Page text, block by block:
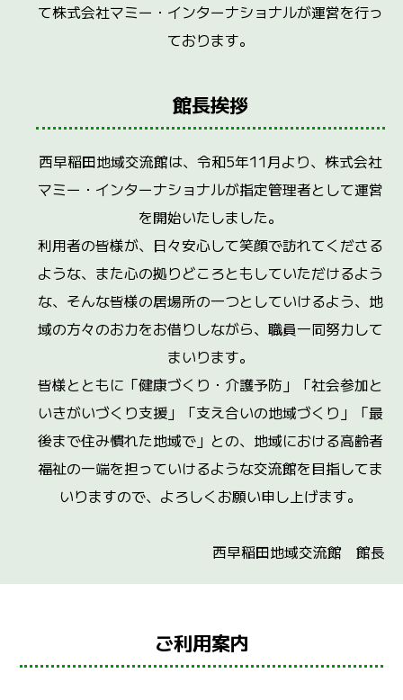
て株式会社マミー・インターナショナルが運営を行っ
ております。
館長挨拶
西早稲田地域交流館は、令和5年11月より、株式会社
マミー・インターナショナルが指定管理者として運営
を開始いたしました。
利用者の皆様が、日々安心して笑顔で訪れてくださる
ような、また心の拠りどころともしていただけるよう
な、そんな皆様の居場所の一つとしていけるよう、地
域の方々のお力をお借りしながら、職員一同努力して
まいります。
皆様とともに「健康づくり・介護予防」「社会参加と
いきがいづくり支援」「支え合いの地域づくり」「最
後まで住み慣れた地域で」との、地域における高齢者
福祉の一端を担っていけるような交流館を目指してま
いりますので、よろしくお願い申し上げます。
西早稲田地域交流館 館長
ご利用案内